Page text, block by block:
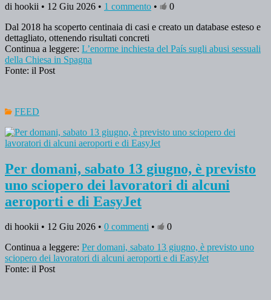
di hookii • 12 Giu 2026 • 1 commento •
0
Dal 2018 ha scoperto centinaia di casi e creato un database esteso e
dettagliato, ottenendo risultati concreti
Continua a leggere: L’enorme inchiesta del País sugli abusi sessuali
della Chiesa in Spagna
Fonte: il Post
FEED
Per domani, sabato 13 giugno, è previsto
uno sciopero dei lavoratori di alcuni
aeroporti e di EasyJet
di hookii • 12 Giu 2026 • 0 commenti •
0
Continua a leggere: Per domani, sabato 13 giugno, è previsto uno
sciopero dei lavoratori di alcuni aeroporti e di EasyJet
Fonte: il Post